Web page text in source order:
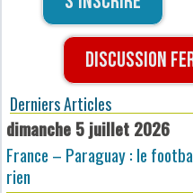
Discussion
Derniers Articles
dimanche 5 juillet 2026
France – Paraguay : le
rien